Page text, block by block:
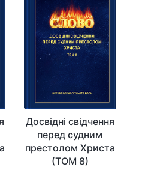
Досвідні свідчення
перед судним
престолом Христа
(ТОМ 8)